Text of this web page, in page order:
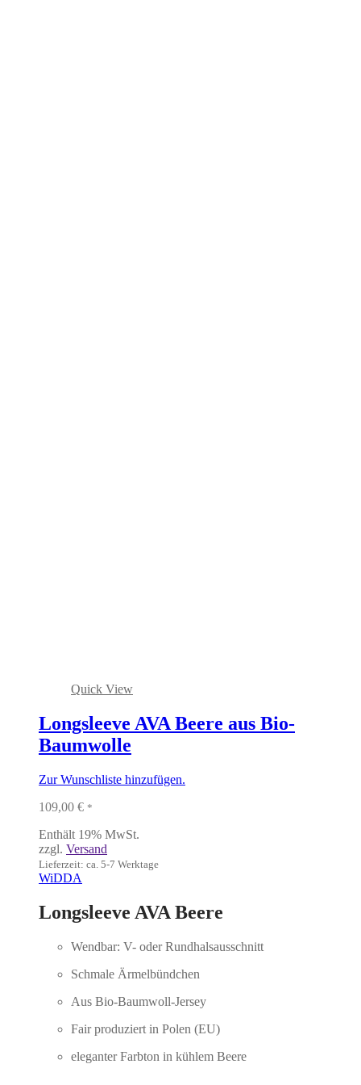
Quick View
Longsleeve AVA Beere aus Bio-
Baumwolle
Zur Wunschliste hinzufügen.
109,00 € *
Enthält 19% MwSt.
zzgl. Versand
Lieferzeit: ca. 5-7 Werktage
WiDDA
Longsleeve AVA Beere
Wendbar: V- oder Rundhalsausschnitt
Schmale Ärmelbündchen
Aus Bio-Baumwoll-Jersey
Fair produziert in Polen (EU)
eleganter Farbton in kühlem Beere